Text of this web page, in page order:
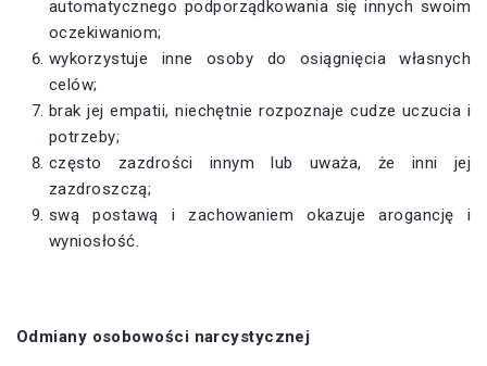
automatycznego podporządkowania się innych swoim
oczekiwaniom;
wykorzystuje inne osoby do osiągnięcia własnych
celów;
brak jej empatii, niechętnie rozpoznaje cudze uczucia i
potrzeby;
często zazdrości innym lub uważa, że inni jej
zazdroszczą;
swą postawą i zachowaniem okazuje arogancję i
wyniosłość.
Odmiany osobowości narcystycznej